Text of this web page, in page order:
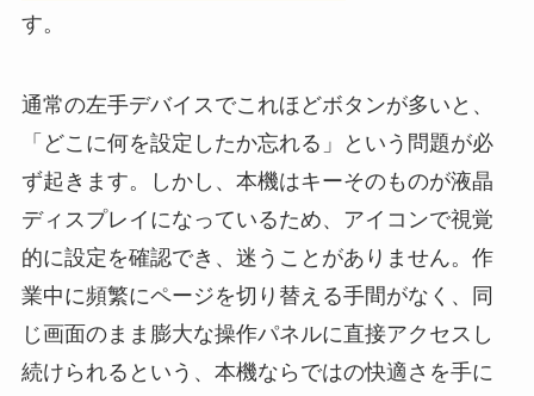
す。
通常の左手デバイスでこれほどボタンが多いと、
「どこに何を設定したか忘れる」という問題が必
ず起きます。しかし、本機はキーそのものが液晶
ディスプレイになっているため、アイコンで視覚
的に設定を確認でき、迷うことがありません。作
業中に頻繁にページを切り替える手間がなく、同
じ画面のまま膨大な操作パネルに直接アクセスし
続けられるという、本機ならではの快適さを手に